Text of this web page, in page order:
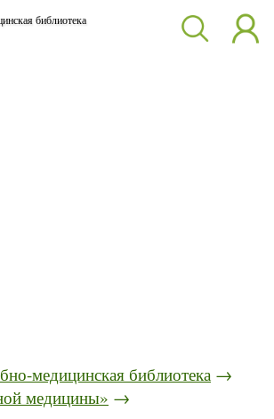
библиотека
медицинская библиотека →
медицины» →